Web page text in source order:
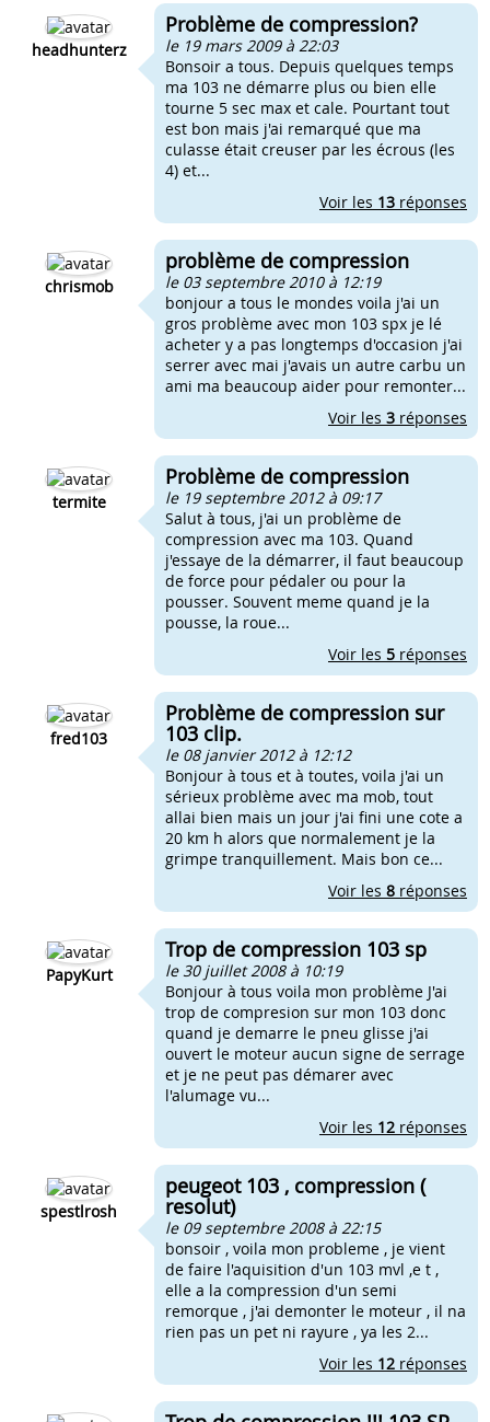
headhunterz
Problème de compression?
le 19 mars 2009 à 22:03
Bonsoir a tous. Depuis quelques temps
ma 103 ne démarre plus ou bien elle
tourne 5 sec max et cale. Pourtant tout
est bon mais j'ai remarqué que ma
culasse était creuser par les écrous (les
4) et...
Voir les 13 réponses
chrismob
problème de compression
le 03 septembre 2010 à 12:19
bonjour a tous le mondes voila j'ai un
gros problème avec mon 103 spx je lé
acheter y a pas longtemps d'occasion j'ai
serrer avec mai j'avais un autre carbu un
ami ma beaucoup aider pour remonter...
Voir les 3 réponses
termite
Problème de compression
le 19 septembre 2012 à 09:17
Salut à tous, j'ai un problème de
compression avec ma 103. Quand
j'essaye de la démarrer, il faut beaucoup
de force pour pédaler ou pour la
pousser. Souvent meme quand je la
pousse, la roue...
Voir les 5 réponses
fred103
Problème de compression sur
103 clip.
le 08 janvier 2012 à 12:12
Bonjour à tous et à toutes, voila j'ai un
sérieux problème avec ma mob, tout
allai bien mais un jour j'ai fini une cote a
20 km h alors que normalement je la
grimpe tranquillement. Mais bon ce...
Voir les 8 réponses
PapyKurt
Trop de compression 103 sp
le 30 juillet 2008 à 10:19
Bonjour à tous voila mon problème J'ai
trop de compresion sur mon 103 donc
quand je demarre le pneu glisse j'ai
ouvert le moteur aucun signe de serrage
et je ne peut pas démarer avec
l'alumage vu...
Voir les 12 réponses
spestlrosh
peugeot 103 , compression (
resolut)
le 09 septembre 2008 à 22:15
bonsoir , voila mon probleme , je vient
de faire l'aquisition d'un 103 mvl ,e t ,
elle a la compression d'un semi
remorque , j'ai demonter le moteur , il na
rien pas un pet ni rayure , ya les 2...
Voir les 12 réponses